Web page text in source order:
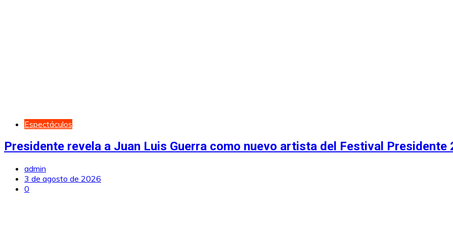
Espectáculos
Presidente revela a Juan Luis Guerra como nuevo artista del Festival Presidente
admin
3 de agosto de 2026
0